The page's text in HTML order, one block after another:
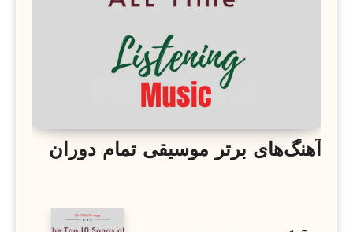
آهنگ‌های برتر موسیقی تمام دوران